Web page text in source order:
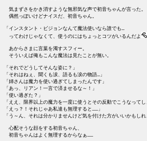
気まずさをかき消すような無邪気な声で初音ちゃんが言った。
偶然っぽいけどナイスだ、初音ちゃん。
「インスタント・ビジョンなんて魔法使いなら誰でも…
ってわけじゃなくて、使うのにはちょっとコツがいるんだよ
あからさまに言葉を濁すスフィー。
そういえば俺もこんな魔法は見たことが無い。
「それでどうしてそんな姿に？」
「それはねぇ、聞くも涙、語るも涙の物語…」
「姉さんは魔力を使い過ぎてしまったんです」
「あっ、リアン！一言で済ませるな～！」
「使い過ぎた？」
「ええ、限界以上の魔力を一度に使うとその反動でこうなってし
「えっ？！それじゃあ私達も無理すると……」
「う～ん、それは分かりませんけど気を付けた方がいいかもしれ
心配そうな顔をする初音ちゃん、
初音ちゃんはよく無理するからなぁ……